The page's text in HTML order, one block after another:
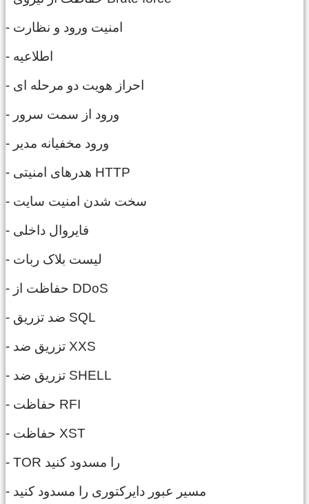
- امنیت ورود و نظارت
- اطلاعیه
- احراز هویت دو مرحله ای
- ورود از سمت سرور
- ورود مخفیانه مدیر
- هدرهای امنیتی HTTP
- سخت شدن امنیت سایت
- فایروال داخلی
- لیست بلاک ربات
- حفاظت از DDoS
- ضد تزریق SQL
- تزریق ضد XXS
- تزریق ضد SHELL
- حفاظت RFI
- حفاظت XST
- TOR را مسدود کنید
- مسیر عبور دایرکتوری را مسدود کنید